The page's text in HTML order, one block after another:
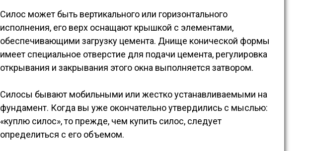
Силос может быть вертикального или горизонтального
исполнения, его верх оснащают крышкой с элементами,
обеспечивающими загрузку цемента. Днище конической формы
имеет специальное отверстие для подачи цемента, регулировка
открывания и закрывания этого окна выполняется затвором.
Силосы бывают мобильными или жестко устанавливаемыми на
фундамент. Когда вы уже окончательно утвердились с мыслью:
«куплю силос», то прежде, чем купить силос, следует
определиться с его объемом.